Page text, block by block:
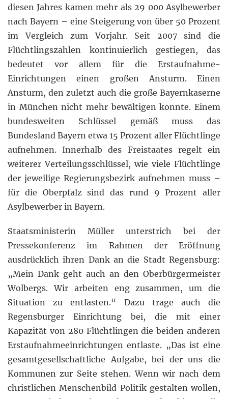
diesen Jahres kamen mehr als 29 000 Asylbewerber
nach Bayern – eine Steigerung von über 50 Prozent
im Vergleich zum Vorjahr. Seit 2007 sind die
Flüchtlingszahlen kontinuierlich gestiegen, das
bedeutet vor allem für die Erstaufnahme-
Einrichtungen einen großen Ansturm. Einen
Ansturm, den zuletzt auch die große Bayernkaserne
in München nicht mehr bewältigen konnte. Einem
bundesweiten Schlüssel gemäß muss das
Bundesland Bayern etwa 15 Prozent aller Flüchtlinge
aufnehmen. Innerhalb des Freistaates regelt ein
weiterer Verteilungsschlüssel, wie viele Flüchtlinge
der jeweilige Regierungsbezirk aufnehmen muss –
für die Oberpfalz sind das rund 9 Prozent aller
Asylbewerber in Bayern.
Staatsministerin Müller unterstrich bei der
Pressekonferenz im Rahmen der Eröffnung
ausdrücklich ihren Dank an die Stadt Regensburg:
„Mein Dank geht auch an den Oberbürgermeister
Wolbergs. Wir arbeiten eng zusammen, um die
Situation zu entlasten.“ Dazu trage auch die
Regensburger Einrichtung bei, die mit einer
Kapazität von 280 Flüchtlingen die beiden anderen
Erstaufnahmeeinrichtungen entlaste. „Das ist eine
gesamtgesellschaftliche Aufgabe, bei der uns die
Kommunen zur Seite stehen. Wenn wir nach dem
christlichen Menschenbild Politik gestalten wollen,